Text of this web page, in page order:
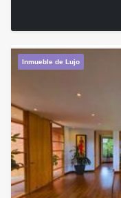
Inmueble de Lujo